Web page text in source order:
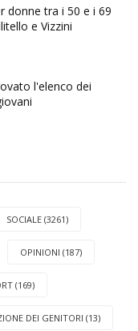
donne tra i 50 e i 69
e Vizzini
l'elenco dei
SOCIALE (3261)
OPINIONI (187)
(169)
DEI GENITORI (13)